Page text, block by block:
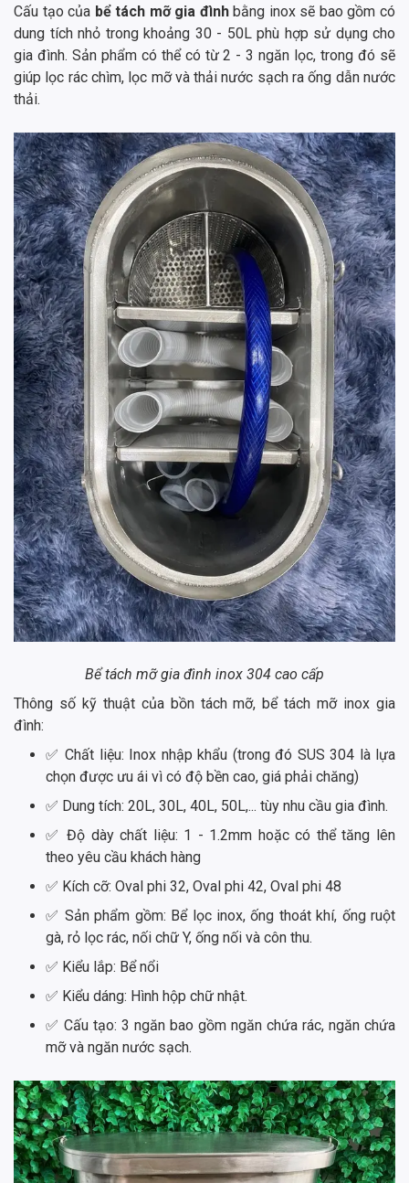
Cấu tạo của bể tách mỡ gia đìnhbằng inox sẽ bao gồm có
dung tích nhỏ trong khoảng 30 - 50L phù hợp sử dụng cho
gia đình. Sản phẩm có thể có từ 2 - 3 ngăn lọc, trong đó sẽ
giúp lọc rác chìm, lọc mỡ và thải nước sạch ra ống dẫn nước
thải.
Bể tách mỡ gia đình inox 304 cao cấp
Thông số kỹ thuật của bồn tách mỡ, bể tách mỡ inox gia
đình:
✅ Chất liệu: Inox nhập khẩu (trong đó SUS 304 là lựa
chọn được ưu ái vì có độ bền cao, giá phải chăng)
✅ Dung tích: 20L, 30L, 40L, 50L,... tùy nhu cầu gia đình.
✅ Độ dày chất liệu: 1 - 1.2mm hoặc có thể tăng lên
theo yêu cầu khách hàng
✅ Kích cỡ: Oval phi 32, Oval phi 42, Oval phi 48
✅ Sản phẩm gồm: Bể lọc inox, ống thoát khí, ống ruột
gà, rỏ lọc rác, nối chữ Y, ống nối và côn thu.
✅ Kiểu lắp: Bể nổi
✅ Kiểu dáng: Hình hộp chữ nhật.
✅ Cấu tạo: 3 ngăn bao gồm ngăn chứa rác, ngăn chứa
mỡ và ngăn nước sạch.